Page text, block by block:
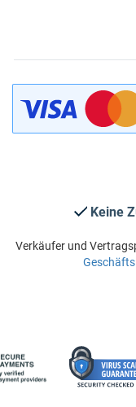
Keine
Verkäufer und